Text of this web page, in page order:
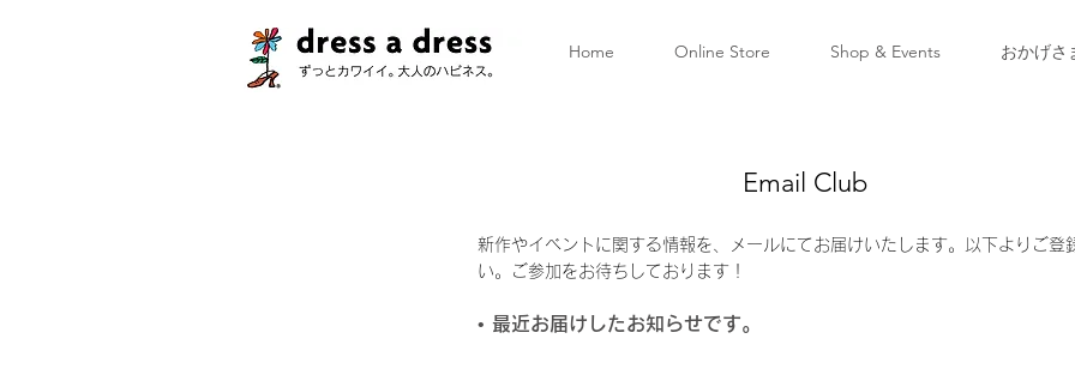
Home Online Store Shop & Events おかげさ
Email Club
新作やイベントに関する情報を、メールにてお届けいたします。以下よりご登
い。ご参加をお待ちしております！
• 最近お届けしたお知らせです。